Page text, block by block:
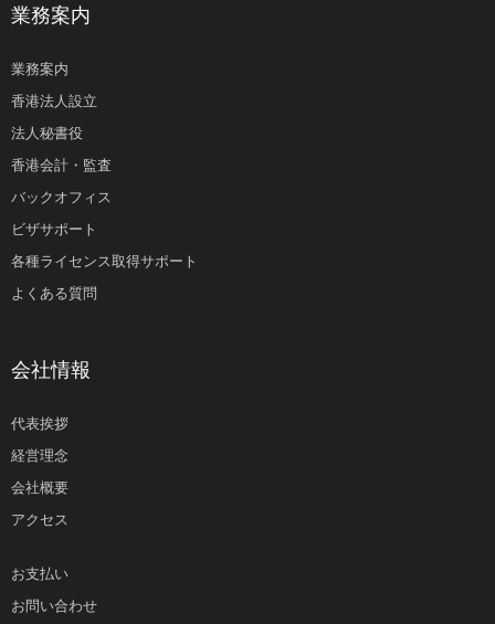
業務案内
業務案内
香港法人設立
法人秘書役
香港会計・監査
バックオフィス
ビザサポート
各種ライセンス取得サポート
よくある質問
会社情報
代表挨拶
経営理念
会社概要
アクセス
お支払い
お問い合わせ